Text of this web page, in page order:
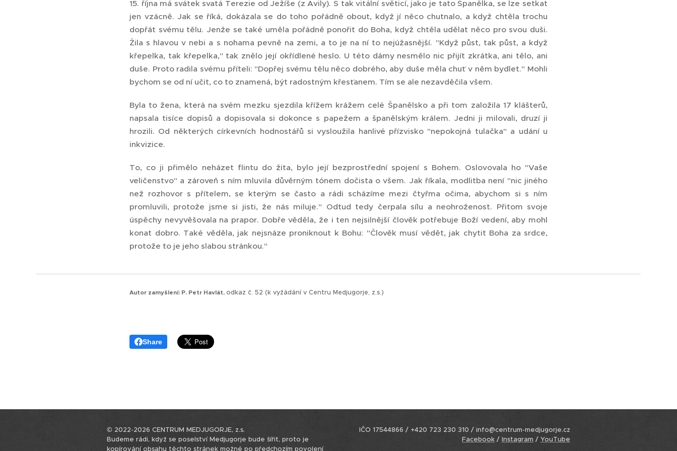
15. října má svátek svatá Terezie od Ježíše (z Avily). S tak vitální světicí, jako je tato Španělka, se lze setkat
jen vzácně. Jak se říká, dokázala se do toho pořádně obout, když jí něco chutnalo, a když chtěla trochu
dopřát svému tělu. Jenže se také uměla pořádně ponořit do Boha, když chtěla udělat něco pro svou duši.
Žila s hlavou v nebi a s nohama pevně na zemi, a to je na ní to nejúžasnější. "Když půst, tak půst, a když
křepelka, tak křepelka," tak znělo její okřídlené heslo. U této dámy nesmělo nic přijít zkrátka, ani tělo, ani
duše. Proto radila svému příteli: "Dopřej svému tělu něco dobrého, aby duše měla chuť v něm bydlet." Mohli
bychom se od ní učit, co to znamená, být radostným křesťanem. Tím se ale nezavděčila všem.
Byla to žena, která na svém mezku sjezdila křížem krážem celé Španělsko a při tom založila 17 klášterů,
napsala tisíce dopisů a dopisovala si dokonce s papežem a španělským králem. Jedni ji milovali, druzí ji
hrozili. Od některých církevních hodnostářů si vysloužila hanlivé přízvisko "nepokojná tulačka" a udání u
inkvizice.
To, co ji přimělo neházet flintu do žita, bylo její bezprostřední spojení s Bohem. Oslovovala ho "Vaše
veličenstvo" a zároveň s ním mluvila důvěrným tónem dočista o všem. Jak říkala, modlitba není "nic jiného
než rozhovor s přítelem, se kterým se často a rádi scházíme mezi čtyřma očima, abychom si s ním
promluvili, protože jsme si jisti, že nás miluje." Odtud tedy čerpala sílu a neohroženost. Přitom svoje
úspěchy nevyvěšovala na prapor. Dobře věděla, že i ten nejsilnější člověk potřebuje Boží vedení, aby mohl
konat dobro. Také věděla, jak nejsnáze proniknout k Bohu: "Člověk musí vědět, jak chytit Boha za srdce,
protože to je jeho slabou stránkou."
Autor zamyšlení: P. Petr Havlát, odkaz č. 52 (k vyžádání v Centru Medjugorje, z.s.)
Share
© 2022-2026 CENTRUM MEDJUGORJE, z.s.
Budeme rádi, když se poselství Medjugorje bude šířit, proto je
kopírování obsahu těchto stránek možné po předchozím povolení
IČO 17544866 / +420 723 230 310 / info@centrum-medjugorje.cz
Facebook / Instagram / YouTube